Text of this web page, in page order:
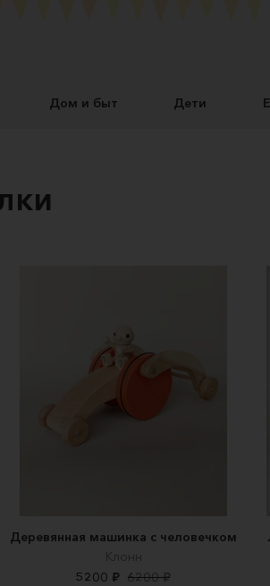
Дом и быт Дети
Деревянная машинка с человечком
Клонн
5200 ₽ 6200 ₽